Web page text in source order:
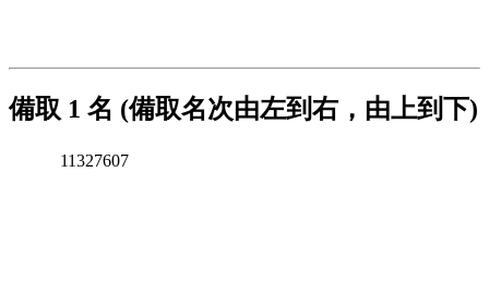
備取 1 名 (備取名次由左到右，由上到下)
11327607